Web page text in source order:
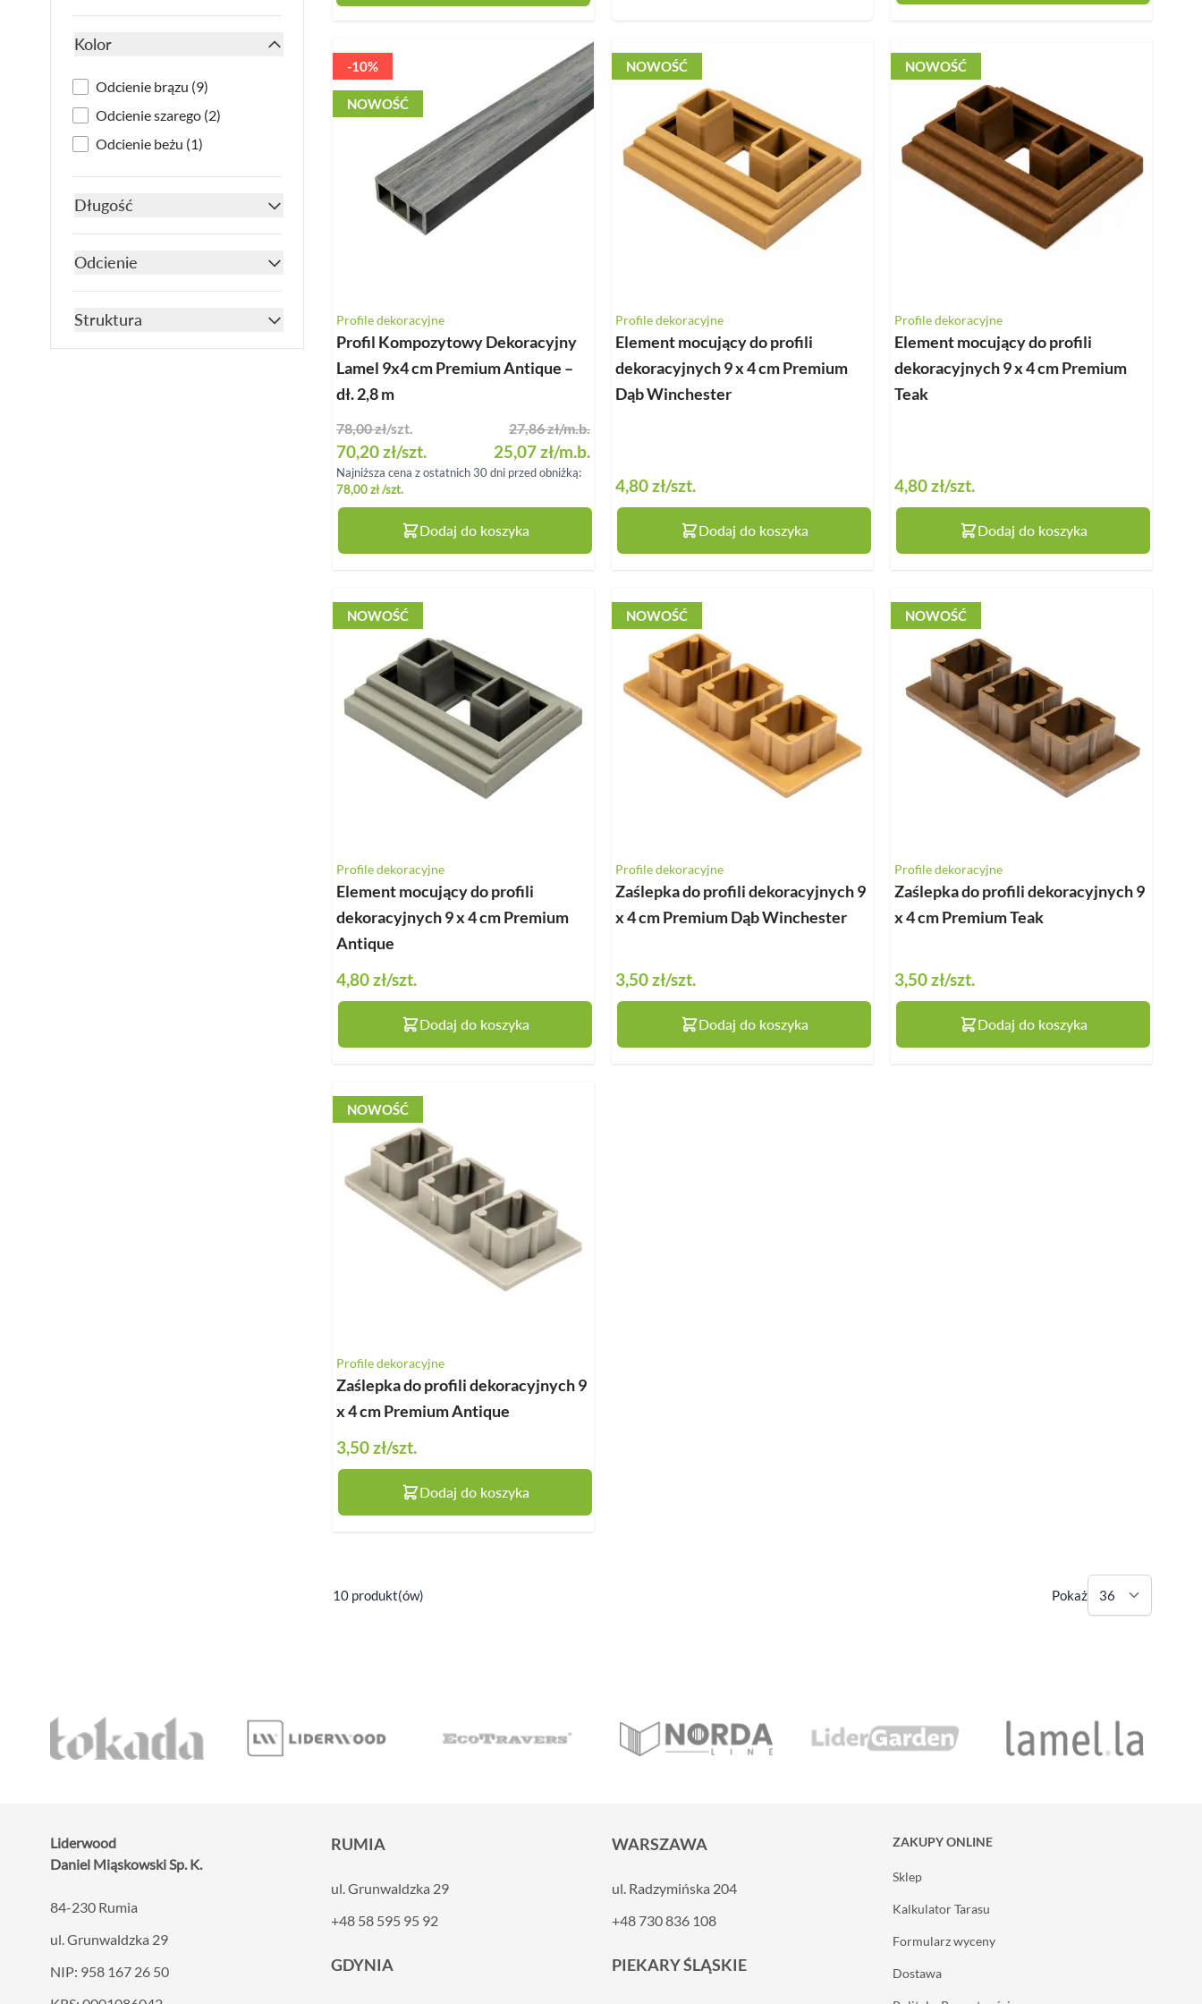
Kolor
Odcienie brązu (9products available
)
Odcienie szarego (2products available
)
Odcienie beżu (1products available
)
Długość
Odcienie
Struktura
-10%
NOWOŚĆ
Profile dekoracyjne
Profil Kompozytowy Dekoracyjny
Lamel 9x4 cm Premium Antique –
dł. 2,8 m
78,00 zł/szt.
Special Price
70,20 zł/szt.
27,86 zł/m.b.
25,07 zł/m.b.
Najniższa cena z ostatnich 30 dni przed obniżką:
78,00 zł/szt.
Dodaj do koszyka
NOWOŚĆ
Profile dekoracyjne
Element mocujący do profili
dekoracyjnych 9 x 4 cm Premium
Dąb Winchester
4,80 zł/szt.
Dodaj do koszyka
NOWOŚĆ
Profile dekoracyjne
Element mocujący do profili
dekoracyjnych 9 x 4 cm Premium
Teak
4,80 zł/szt.
Dodaj do koszyka
NOWOŚĆ
Profile dekoracyjne
Element mocujący do profili
dekoracyjnych 9 x 4 cm Premium
Antique
4,80 zł/szt.
Dodaj do koszyka
NOWOŚĆ
Profile dekoracyjne
Zaślepka do profili dekoracyjnych 9
x 4 cm Premium Dąb Winchester
3,50 zł/szt.
Dodaj do koszyka
NOWOŚĆ
Profile dekoracyjne
Zaślepka do profili dekoracyjnych 9
x 4 cm Premium Teak
3,50 zł/szt.
Dodaj do koszyka
NOWOŚĆ
Profile dekoracyjne
Zaślepka do profili dekoracyjnych 9
x 4 cm Premium Antique
3,50 zł/szt.
Dodaj do koszyka
10 produkt(ów) Pokaż
Liderwood
Daniel Miąskowski Sp. K.
84-230 Rumia
ul. Grunwaldzka 29
NIP: 958 167 26 50
RUMIA
ul. Grunwaldzka 29
+48 58 595 95 92
GDYNIA
WARSZAWA
ul. Radzymińska 204
+48 730 836 108
PIEKARY ŚLĄSKIE
ZAKUPY ONLINE
Sklep
Kalkulator Tarasu
Formularz wyceny
Dostawa